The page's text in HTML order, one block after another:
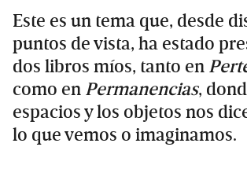
Este es un tema que, desde
puntos de vista, ha estado
dos libros míos, tanto en
como en Permanencias,
espacios y los objetos nos
lo que vemos o imaginamos.